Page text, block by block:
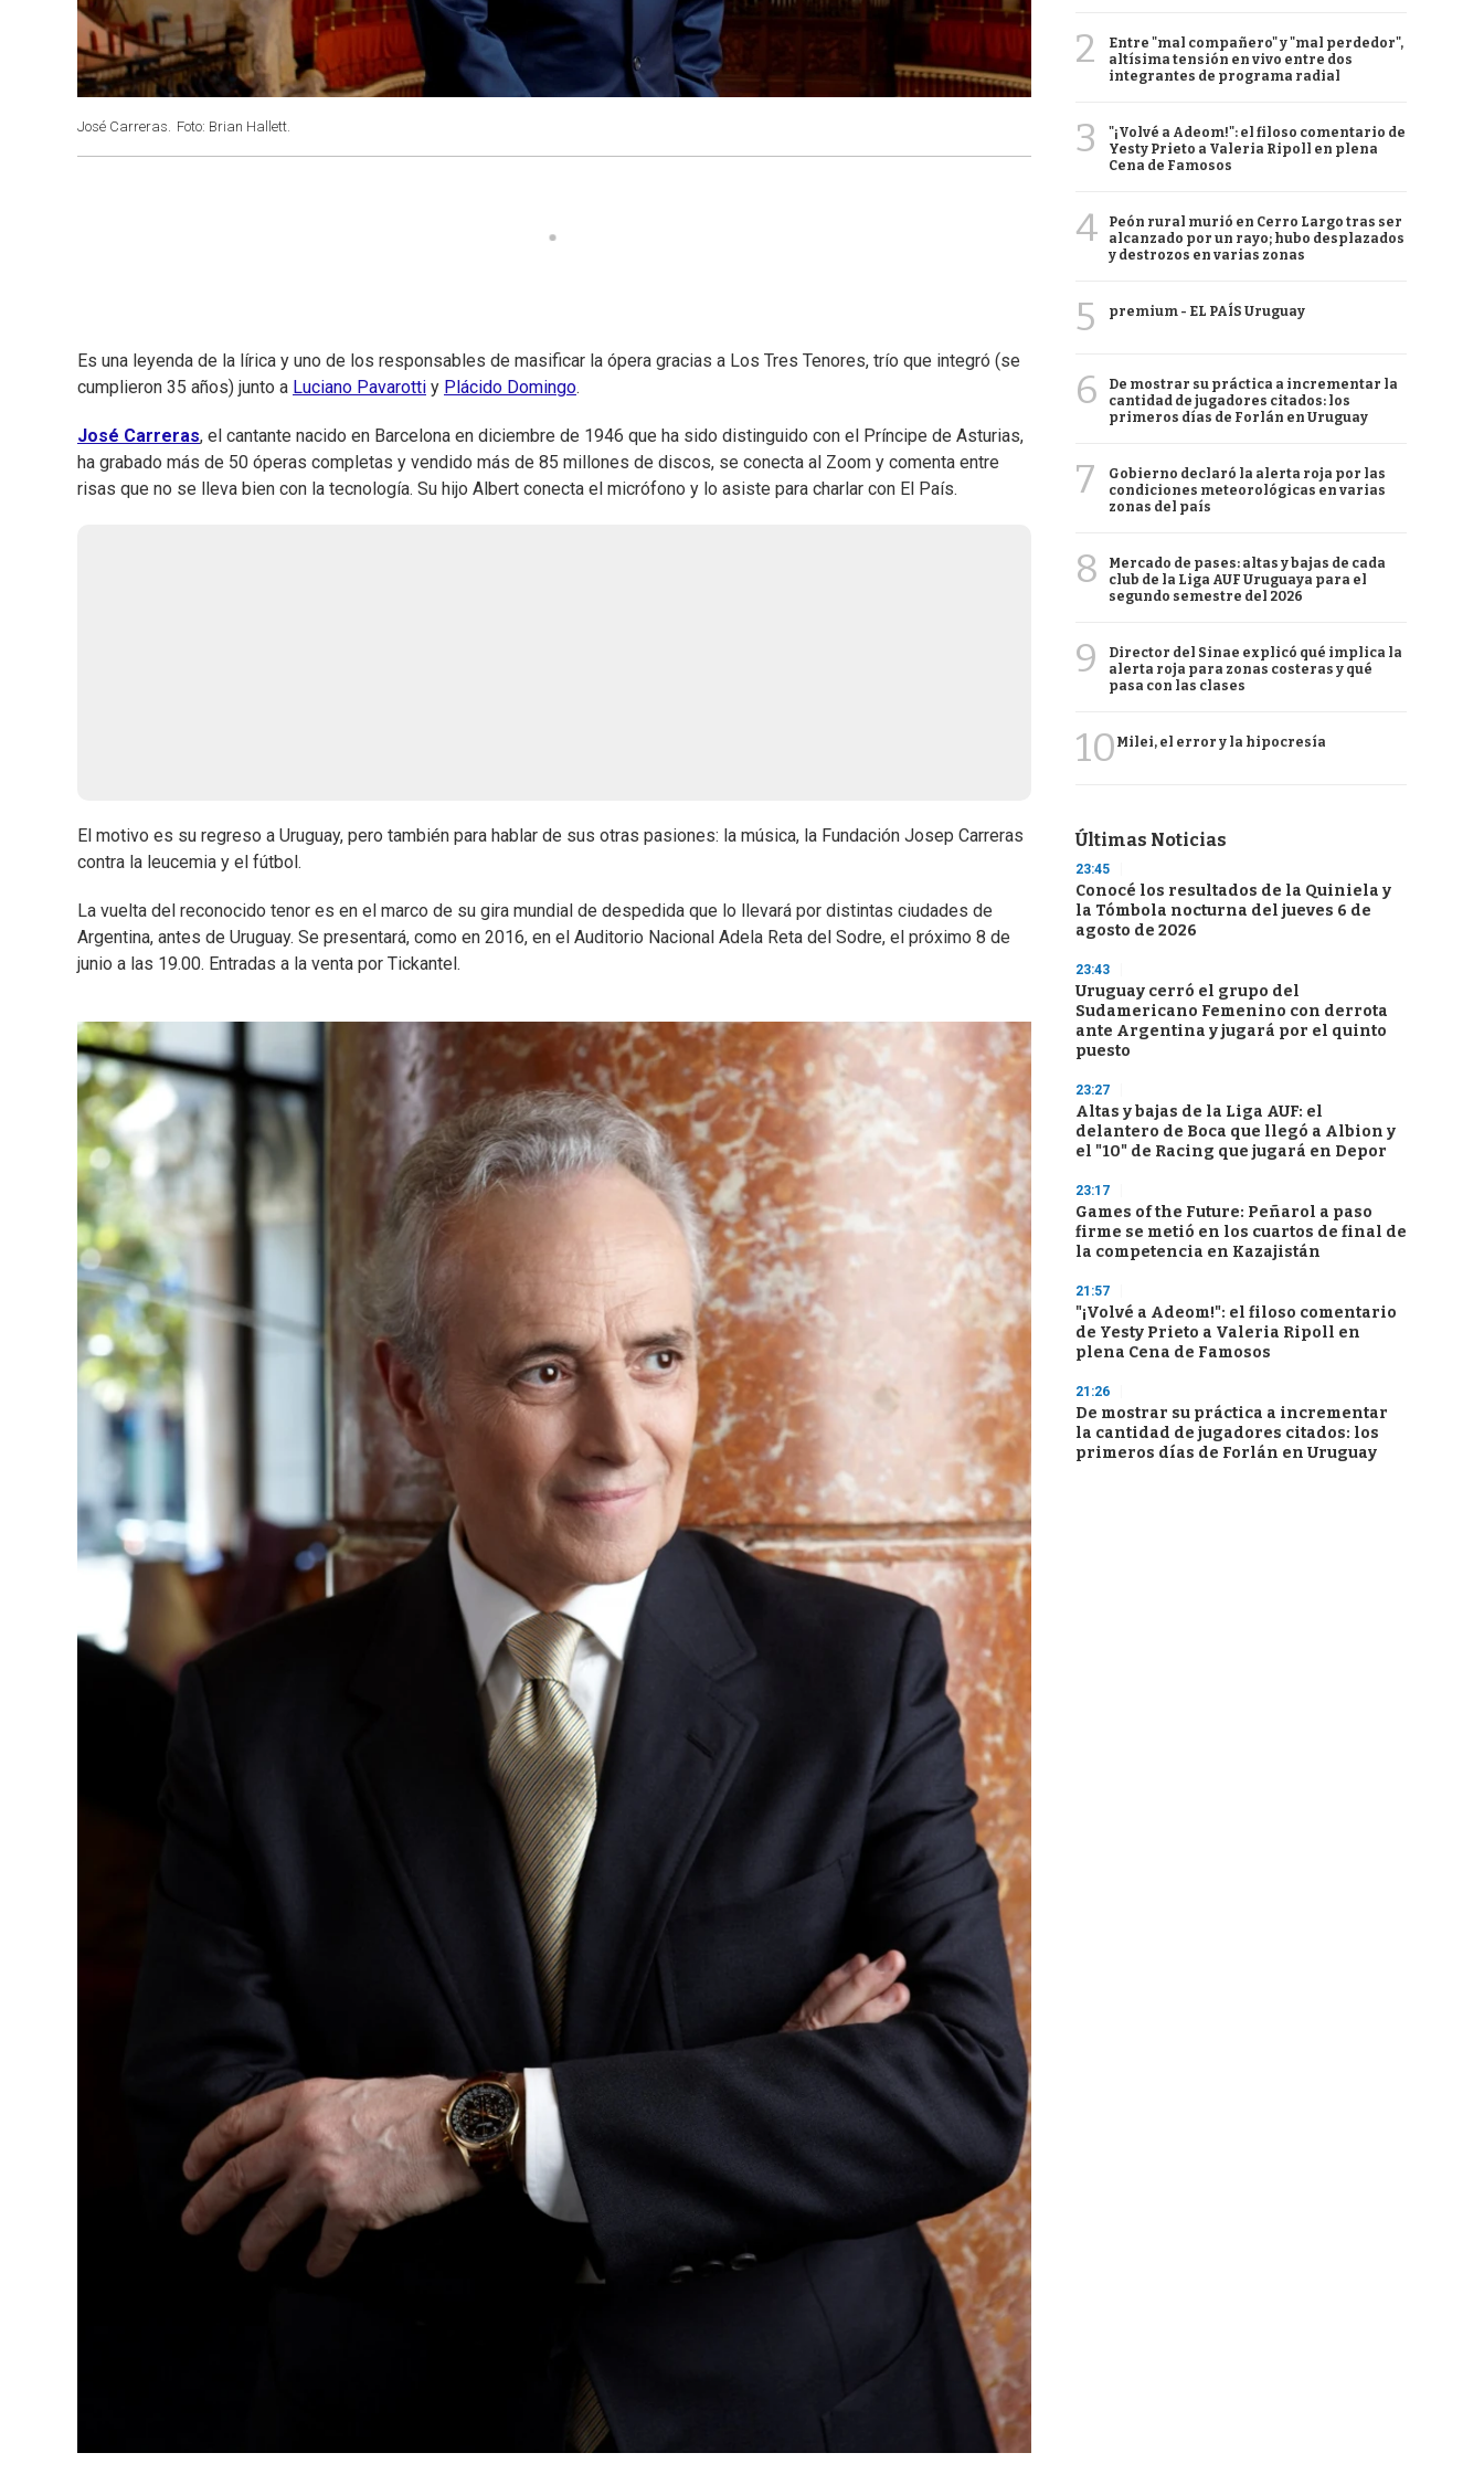
José Carreras. Foto: Brian Hallett.
Es una leyenda de la lírica y uno de los responsables de masificar la ópera gracias a Los Tres Tenores, trío que integró (se
cumplieron 35 años) junto a Luciano Pavarotti y Plácido Domingo.
José Carreras, el cantante nacido en Barcelona en diciembre de 1946 que ha sido distinguido con el Príncipe de Asturias,
ha grabado más de 50 óperas completas y vendido más de 85 millones de discos, se conecta al Zoom y comenta entre
risas que no se lleva bien con la tecnología. Su hijo Albert conecta el micrófono y lo asiste para charlar con El País.
El motivo es su regreso a Uruguay, pero también para hablar de sus otras pasiones: la música, la Fundación Josep Carreras
contra la leucemia y el fútbol.
La vuelta del reconocido tenor es en el marco de su gira mundial de despedida que lo llevará por distintas ciudades de
Argentina, antes de Uruguay. Se presentará, como en 2016, en el Auditorio Nacional Adela Reta del Sodre, el próximo 8 de
junio a las 19.00. Entradas a la venta por Tickantel.
2
Entre "mal compañero" y "mal perdedor",
altísima tensión en vivo entre dos
integrantes de programa radial
3
"¡Volvé a Adeom!": el filoso comentario de
Yesty Prieto a Valeria Ripoll en plena
Cena de Famosos
4
Peón rural murió en Cerro Largo tras ser
alcanzado por un rayo; hubo desplazados
y destrozos en varias zonas
5 premium - EL PAÍS Uruguay
6
De mostrar su práctica a incrementar la
cantidad de jugadores citados: los
primeros días de Forlán en Uruguay
7
Gobierno declaró la alerta roja por las
condiciones meteorológicas en varias
zonas del país
8
Mercado de pases: altas y bajas de cada
club de la Liga AUF Uruguaya para el
segundo semestre del 2026
9
Director del Sinae explicó qué implica la
alerta roja para zonas costeras y qué
pasa con las clases
10 Milei, el error y la hipocresía
Últimas Noticias
23:45
Conocé los resultados de la Quiniela y
la Tómbola nocturna del jueves 6 de
agosto de 2026
23:43
Uruguay cerró el grupo del
Sudamericano Femenino con derrota
ante Argentina y jugará por el quinto
puesto
23:27
Altas y bajas de la Liga AUF: el
delantero de Boca que llegó a Albion y
el "10" de Racing que jugará en Depor
23:17
Games of the Future: Peñarol a paso
firme se metió en los cuartos de final de
la competencia en Kazajistán
21:57
"¡Volvé a Adeom!": el filoso comentario
de Yesty Prieto a Valeria Ripoll en
plena Cena de Famosos
21:26
De mostrar su práctica a incrementar
la cantidad de jugadores citados: los
primeros días de Forlán en Uruguay